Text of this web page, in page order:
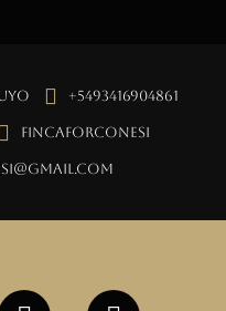
+5493416904861
fincaforconesi